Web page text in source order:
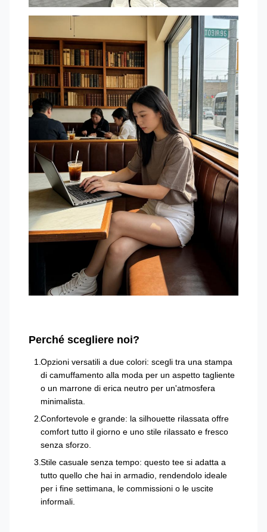
Perché scegliere noi?
Opzioni versatili a due colori: scegli tra una stampa
di camuffamento alla moda per un aspetto tagliente
o un marrone di erica neutro per un'atmosfera
minimalista.
Confortevole e grande: la silhouette rilassata offre
comfort tutto il giorno e uno stile rilassato e fresco
senza sforzo.
Stile casuale senza tempo: questo tee si adatta a
tutto quello che hai in armadio, rendendolo ideale
per i fine settimana, le commissioni o le uscite
informali.